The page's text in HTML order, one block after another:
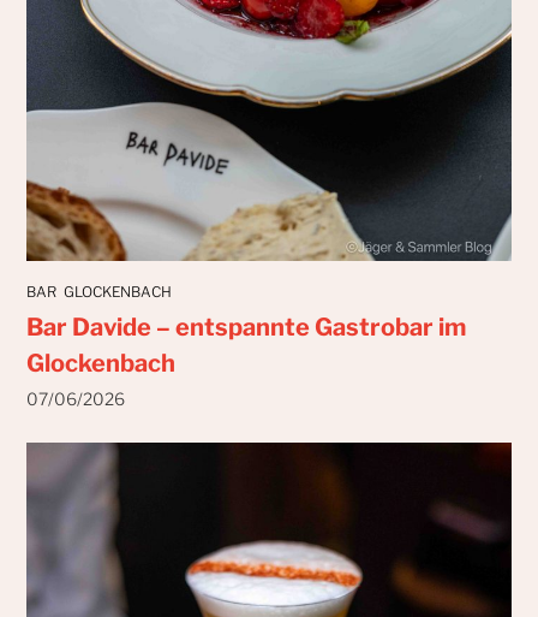
BAR GLOCKENBACH
Bar Davide – entspannte Gastrobar im
Glockenbach
07/06/2026